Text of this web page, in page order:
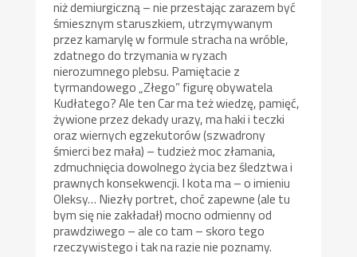
niż demiurgiczną – nie przestając zarazem być
śmiesznym staruszkiem, utrzymywanym
przez kamarylę w formule stracha na wróble,
zdatnego do trzymania w ryzach
nierozumnego plebsu. Pamiętacie z
tyrmandowego „Złego” figurę obywatela
Kudłatego? Ale ten Car ma też wiedzę, pamięć,
żywione przez dekady urazy, ma haki i teczki
oraz wiernych egzekutorów (szwadrony
śmierci bez mała) – tudzież moc złamania,
zdmuchnięcia dowolnego życia bez śledztwa i
prawnych konsekwencji. I kota ma – o imieniu
Oleksy… Niezły portret, choć zapewne (ale tu
bym się nie zakładał) mocno odmienny od
prawdziwego – ale co tam – skoro tego
rzeczywistego i tak na razie nie poznamy.